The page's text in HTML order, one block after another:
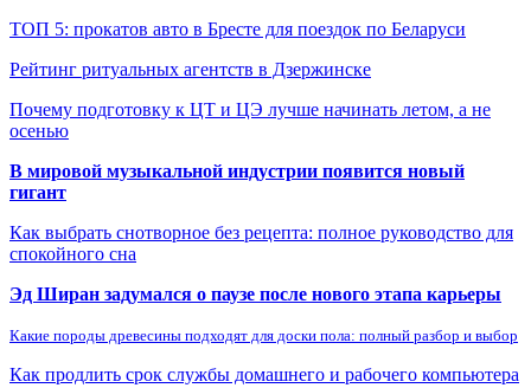
ТОП 5: прокатов авто в Бресте для поездок по Беларуси
Рейтинг ритуальных агентств в Дзержинске
Почему подготовку к ЦТ и ЦЭ лучше начинать летом, а не
осенью
В мировой музыкальной индустрии появится новый
гигант
Как выбрать снотворное без рецепта: полное руководство для
спокойного сна
Эд Ширан задумался о паузе после нового этапа карьеры
Какие породы древесины подходят для доски пола: полный разбор и выбор
Как продлить срок службы домашнего и рабочего компьютера